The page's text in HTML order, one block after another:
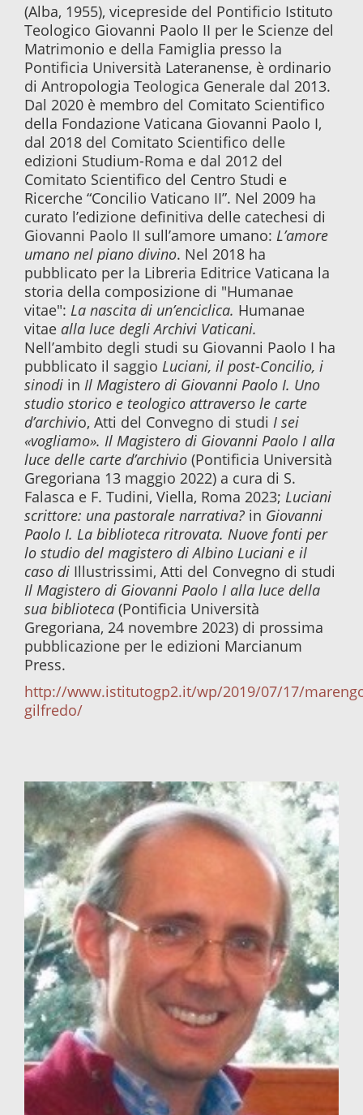
(Alba, 1955), vicepreside del Pontificio Istituto
Teologico Giovanni Paolo II per le Scienze del
Matrimonio e della Famiglia presso la
Pontificia Università Lateranense, è ordinario
di Antropologia Teologica Generale dal 2013.
Dal 2020 è membro del Comitato Scientifico
della Fondazione Vaticana Giovanni Paolo I,
dal 2018 del Comitato Scientifico delle
edizioni Studium-Roma e dal 2012 del
Comitato Scientifico del Centro Studi e
Ricerche “Concilio Vaticano II”. Nel 2009 ha
curato l’edizione definitiva delle catechesi di
Giovanni Paolo II sull’amore umano: L’amore
umano nel piano divino. Nel 2018 ha
pubblicato per la Libreria Editrice Vaticana la
storia della composizione di "Humanae
vitae": La nascita di un’enciclica. Humanae
vitae alla luce degli Archivi Vaticani.
Nell’ambito degli studi su Giovanni Paolo I ha
pubblicato il saggio Luciani, il post-Concilio, i
sinodi in Il Magistero di Giovanni Paolo I. Uno
studio storico e teologico attraverso le carte
d’archivio, Atti del Convegno di studi I sei
«vogliamo». Il Magistero di Giovanni Paolo I alla
luce delle carte d’archivio (Pontificia Università
Gregoriana 13 maggio 2022) a cura di S.
Falasca e F. Tudini, Viella, Roma 2023; Luciani
scrittore: una pastorale narrativa? in Giovanni
Paolo I. La biblioteca ritrovata. Nuove fonti per
lo studio del magistero di Albino Luciani e il
caso di Illustrissimi, Atti del Convegno di studi
Il Magistero di Giovanni Paolo I alla luce della
sua biblioteca (Pontificia Università
Gregoriana, 24 novembre 2023) di prossima
pubblicazione per le edizioni Marcianum
Press.
http://www.istitutogp2.it/wp/2019/07/17/
gilfredo/